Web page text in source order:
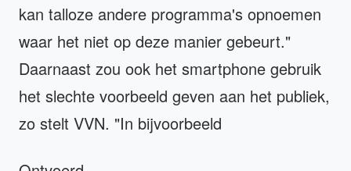
kan talloze andere programma's opnoemen
waar het niet op deze manier gebeurt."
Daarnaast zou ook het smartphone gebruik
het slechte voorbeeld geven aan het publiek,
zo stelt VVN. "In bijvoorbeeld